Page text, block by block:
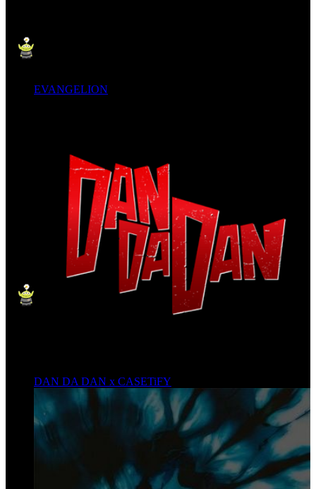
EVANGELION
DAN DA DAN x CASETiFY